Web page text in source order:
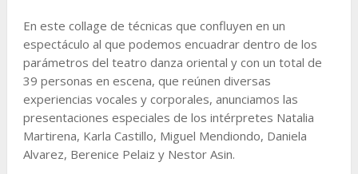
En este collage de técnicas que confluyen en un
espectáculo al que podemos encuadrar dentro de los
parámetros del teatro danza oriental y con un total de
39 personas en escena, que reúnen diversas
experiencias vocales y corporales, anunciamos las
presentaciones especiales de los intérpretes Natalia
Martirena, Karla Castillo, Miguel Mendiondo, Daniela
Alvarez, Berenice Pelaiz y Nestor Asin.